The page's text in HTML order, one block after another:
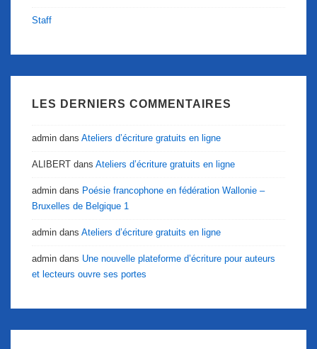
Staff
LES DERNIERS COMMENTAIRES
admin dans Ateliers d’écriture gratuits en ligne
ALIBERT dans Ateliers d’écriture gratuits en ligne
admin dans Poésie francophone en fédération Wallonie –
Bruxelles de Belgique 1
admin dans Ateliers d’écriture gratuits en ligne
admin dans Une nouvelle plateforme d’écriture pour auteurs
et lecteurs ouvre ses portes